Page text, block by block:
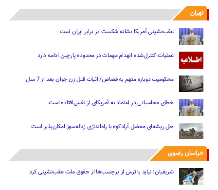
تهران
عقب‌نشینی آمریکا نشانه شکست در برابر ایران است
عملیات کنترل‌شده انهدام مهمات در محدوده پارچین ادامه دارد
محکومیت دوباره متهم به قصاص/ اثبات قتل زن جوان بعد از 7 سال
خطای محاسباتی در اعتماد به آمریکای از نفس‌افتاده است
حل ریشه‌ای معضل آرادکوه با راه‌اندازی زباله‌سوز امکان‌پذیر است
خراسان رضوی
شریفیان: نباید با ترس از برچسب‌ها از حقوق ملت عقب‌نشینی کرد